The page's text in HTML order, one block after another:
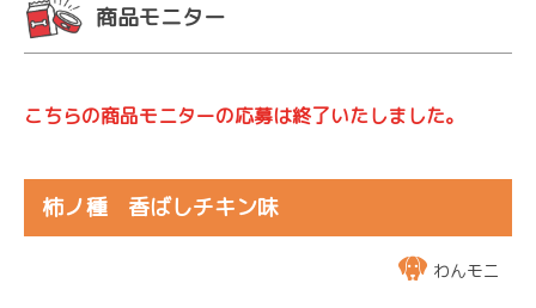
商品モニター
こちらの商品モニターの応募は終了いたしました。
柿ノ種 香ばしチキン味
わんモニ